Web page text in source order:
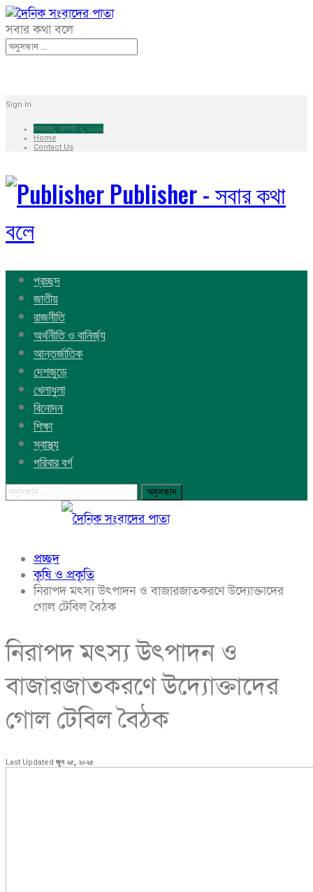
সবার কথা বলে
Sign In
শুক্রবার, আগস্ট ৭, ২০২৬
Home
Contact Us
Publisher - সবার কথা
বলে
প্রচ্ছদ
জাতীয়
রাজনীতি
অর্থনীতি ও বানির্জ্য
আন্তর্জাতিক
দেশজুড়ে
খেলাধুলা
বিনোদন
শিক্ষা
স্বাস্থ্য
পরিবার বর্গ
প্রচ্ছদ
কৃষি ও প্রকৃতি
নিরাপদ মৎস্য উৎপাদন ও বাজারজাতকরণে উদ্যোক্তাদের
গোল টেবিল বৈঠক
নিরাপদ মৎস্য উৎপাদন ও
বাজারজাতকরণে উদ্যোক্তাদের
গোল টেবিল বৈঠক
Last Updated জুন ২৫, ২০২৫